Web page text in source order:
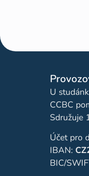
U
CCBC
Sdružuje
Účet pro
IBAN:
BIC/